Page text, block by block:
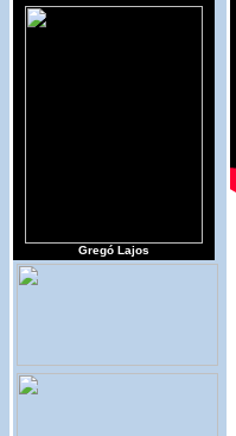
Gregó Lajos